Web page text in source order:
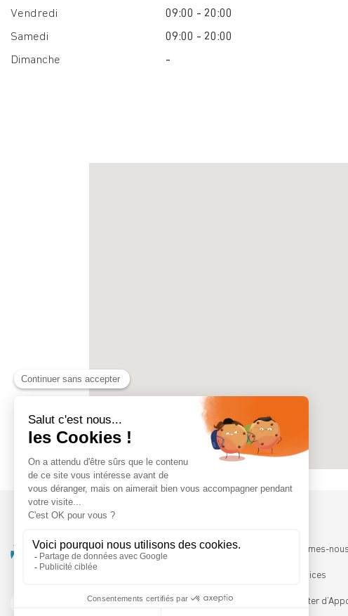
Vendredi
09:00 - 20:00
Samedi
09:00 - 20:00
Dimanche
-
Qui sommes-
Les services
Le Booster